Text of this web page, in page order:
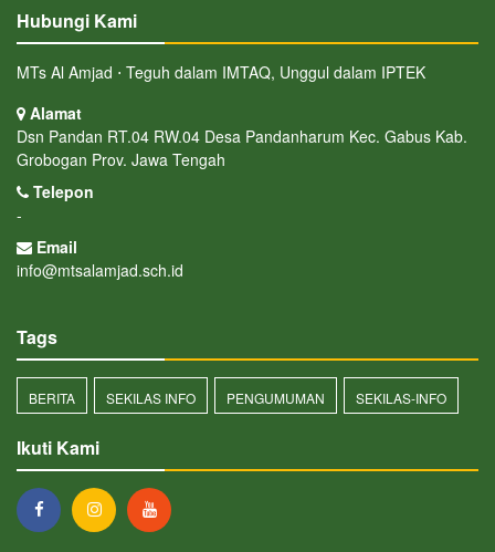
Hubungi Kami
MTs Al Amjad ⋅ Teguh dalam IMTAQ, Unggul dalam IPTEK
Alamat
Dsn Pandan RT.04 RW.04 Desa Pandanharum Kec. Gabus Kab.
Grobogan Prov. Jawa Tengah
Telepon
-
Email
info@mtsalamjad.sch.id
Tags
BERITA SEKILAS INFO PENGUMUMAN SEKILAS-INFO
Ikuti Kami